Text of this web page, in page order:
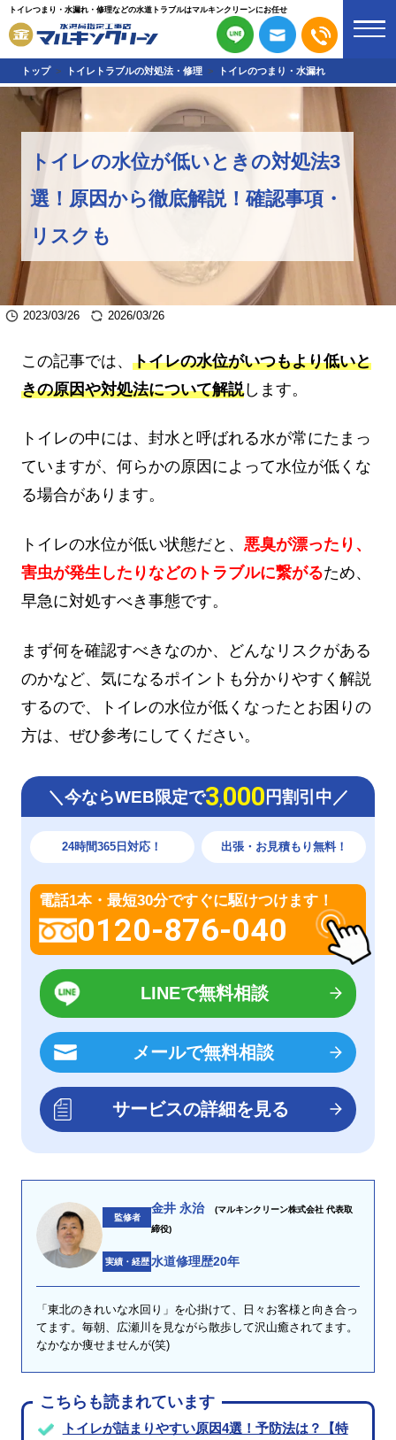
トイレつまり・水漏れ・修理などの水道トラブルはマルキンクリーンにお任せ
トップ トイレトラブルの対処法・修理 トイレのつまり・水漏れ
トイレの水位が低いときの対処法3
選！原因から徹底解説！確認事項・
リスクも
2023/03/26 2026/03/26
この記事では、 トイレの水位がいつもより低いと
きの原因や対処法について解説します。
トイレの中には、封水と呼ばれる水が常にたまっ
ていますが、何らかの原因によって水位が低くな
る場合があります。
トイレの水位が低い状態だと、 悪臭が漂ったり、
害虫が発生したりなどのトラブルに繋がるため、
早急に対処すべき事態です。
まず何を確認すべきなのか、どんなリスクがある
のかなど、気になるポイントも分かりやすく解説
するので、トイレの水位が低くなったとお困りの
方は、ぜひ参考にしてください。
＼今ならWEB限定で3,000 円割引中／
24時間365日対応！ 出張・お見積もり無料！
電話1本・最短30分ですぐに駆けつけます！
0120-876-040
LINEで無料相談
メールで無料相談
サービスの詳細を見る
監修者
金井 永治
(マルキンクリーン株式会社 代表取
締役)
実績・経歴 水道修理歴20年
「東北のきれいな水回り」を心掛けて、日々お客様と向き合っ
てます。毎朝、広瀬川を見ながら散歩して沢山癒されてます。
なかなか痩せませんが(笑)
こちらも読まれています
トイレが詰まりやすい原因4選！予防法は？【特